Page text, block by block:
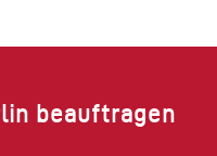
beauftragen